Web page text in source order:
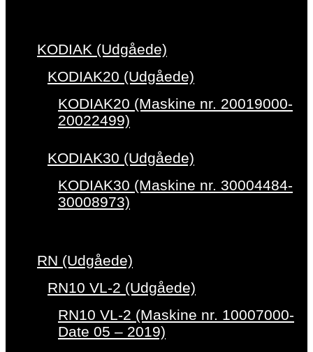
KODIAK (Udgåede)
KODIAK20 (Udgåede)
KODIAK20 (Maskine nr. 20019000-
20022499)
KODIAK30 (Udgåede)
KODIAK30 (Maskine nr. 30004484-
30008973)
RN (Udgåede)
RN10 VL-2 (Udgåede)
RN10 VL-2 (Maskine nr. 10007000-
Date 05 – 2019)